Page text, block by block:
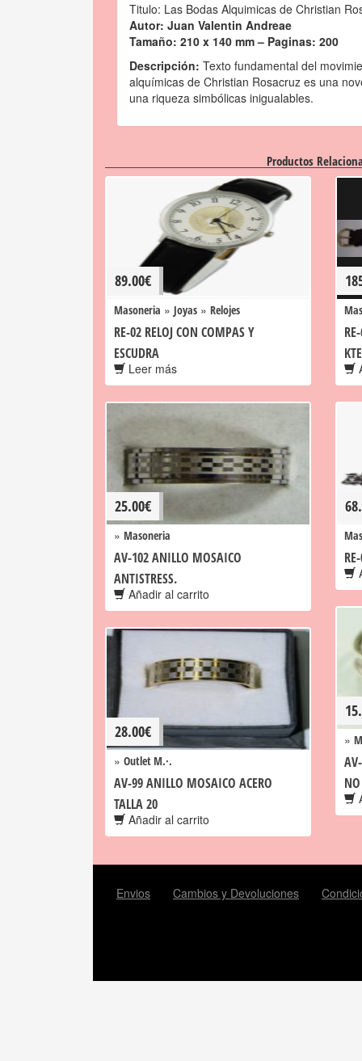
Titulo: Las Bodas Alquimicas de Christian
Autor: Juan Valentin Andreae
Tamaño: 210 x 140 mm – Paginas: 200
Descripción: Texto fundamental del
alquímicas de Christian Rosacruz es una
una riqueza simbólicas inigualables.
Productos
89.00€
Masoneria » Joyas » Relojes
RE-02 RELOJ CON COMPAS Y
ESCUDRA
Leer más
25.00€
» Masoneria
AV-102 ANILLO MOSAICO
ANTISTRESS.
Añadir al carrito
»
28.00€
» Outlet M.·.
AV-99 ANILLO MOSAICO ACERO
TALLA 20
Añadir al carrito
Envios Cambios y Devoluciones